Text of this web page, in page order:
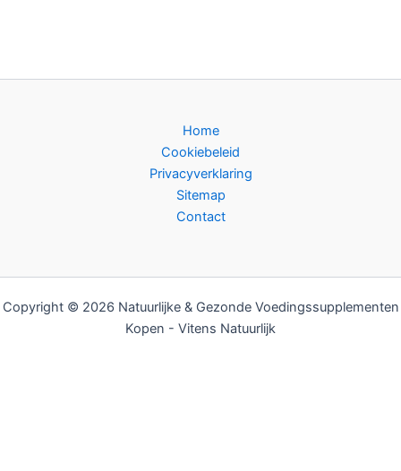
Home
Cookiebeleid
Privacyverklaring
Sitemap
Contact
Copyright © 2026 Natuurlijke & Gezonde Voedingssupplementen
Kopen - Vitens Natuurlijk